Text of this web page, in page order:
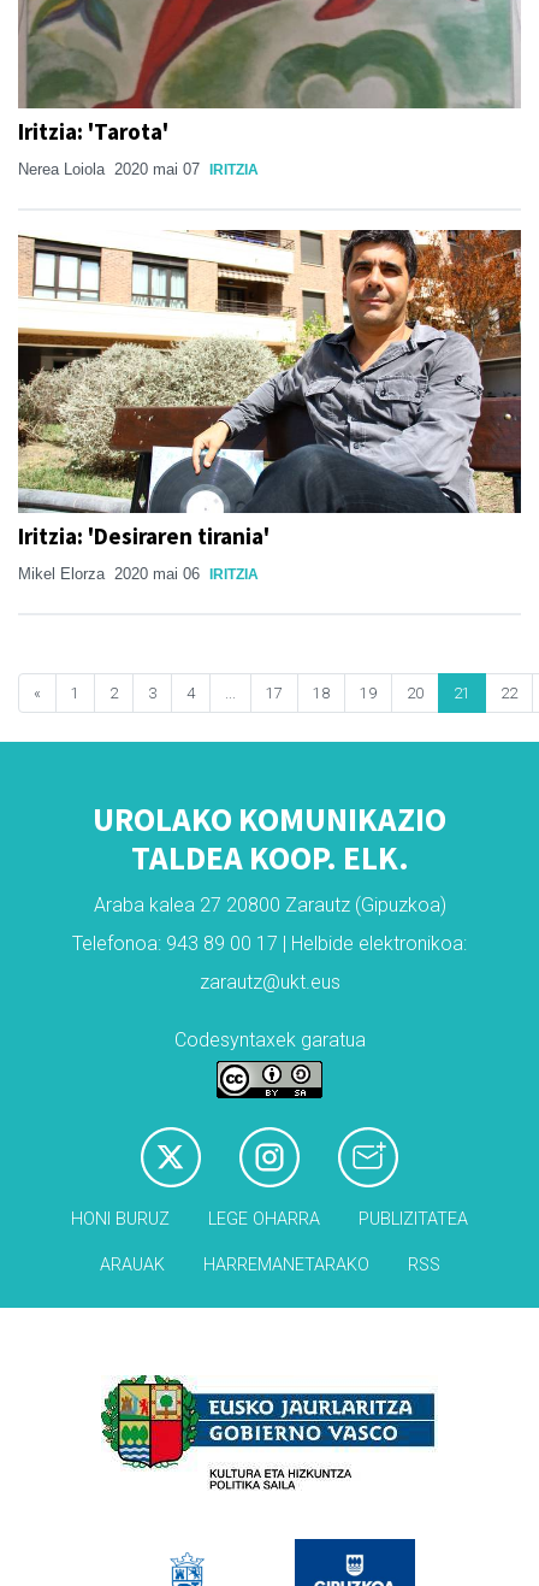
Iritzia: 'Tarota'
Nerea Loiola 2020 mai 07 IRITZIA
Iritzia: 'Desiraren tirania'
Mikel Elorza 2020 mai 06 IRITZIA
« 1 2 3 4 17 18 19 20 21 22
UROLAKO KOMUNIKAZIO
TALDEA KOOP. ELK.
Araba kalea 27 20800 Zarautz (Gipuzkoa)
Telefonoa: 943 89 00 17 | Helbide elektronikoa:
zarautz@ukt.eus
Codesyntaxek garatua
HONI BURUZ LEGE OHARRA PUBLIZITATEA
ARAUAK HARREMANETARAKO RSS